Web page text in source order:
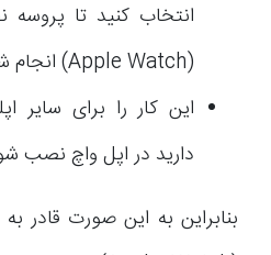
انتخاب کنید تا
(Apple Watch) انجام شود.
این کار را برای سایر
دارید در اپل واچ نصب
بنابراین به این صورت قادر